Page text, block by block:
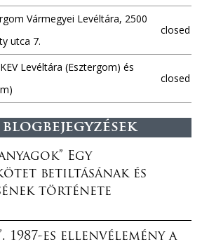
Vármegyei Levéltára, 2500
utca 7.
closed
Levéltára (Esztergom) és
closed
Egy
betiltásának és
története
1987-es ellenvélemény a